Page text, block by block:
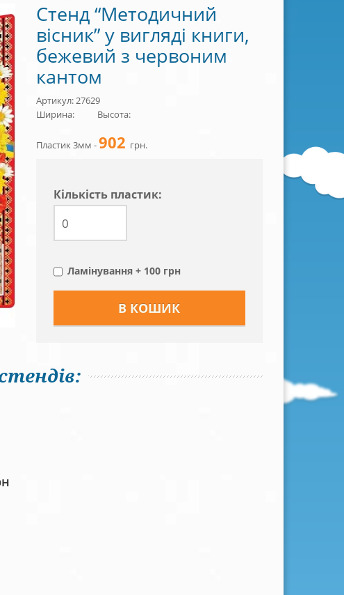
Стенд “Методичний
вісник” у вигляді книги,
бежевий з червоним
кантом
Артикул: 27629
Ширина:
Высота:
Пластик 3мм -902 грн.
Кiлькiсть пластик:
Ламінування + 100 грн